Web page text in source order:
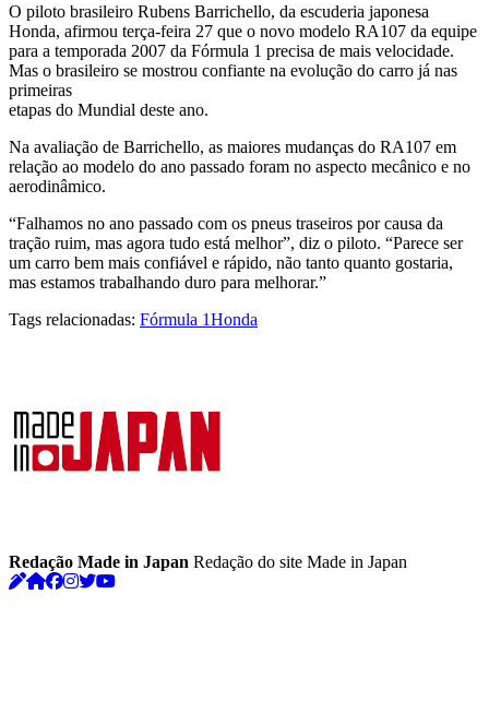
O piloto brasileiro Rubens Barrichello, da escuderia japonesa
Honda, afirmou terça-feira 27 que o novo modelo RA107 da equipe
para a temporada 2007 da Fórmula 1 precisa de mais velocidade.
Mas o brasileiro se mostrou confiante na evolução do carro já nas
primeiras
etapas do Mundial deste ano.
Na avaliação de Barrichello, as maiores mudanças do RA107 em
relação ao modelo do ano passado foram no aspecto mecânico e no
aerodinâmico.
“Falhamos no ano passado com os pneus traseiros por causa da
tração ruim, mas agora tudo está melhor”, diz o piloto. “Parece ser
um carro bem mais confiável e rápido, não tanto quanto gostaria,
mas estamos trabalhando duro para melhorar.”
Tags relacionadas: Fórmula 1Honda
Redação Made in Japan Redação do site Made in Japan